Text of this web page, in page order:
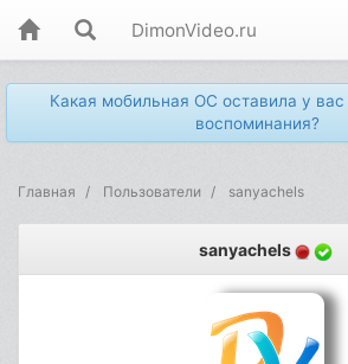
DimonVideo.ru
Какая мобильная ОС оставила у
воспоминания?
Главная Пользователи sanyachels
sanyachels